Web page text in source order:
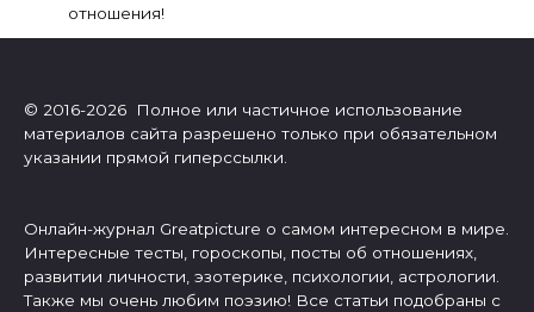
отношения!
© 2016-2026 Полное или частичное использование
материалов сайта разрешено только при обязательном
указании прямой гиперссылки.
Онлайн-журнал Greatpicture о самом интересном в мире.
Интересные тесты, гороскопы, посты об отношениях,
развитии личности, эзотерике, психологии, астрологии.
Также мы очень любим поэзию! Все статьи подобраны с